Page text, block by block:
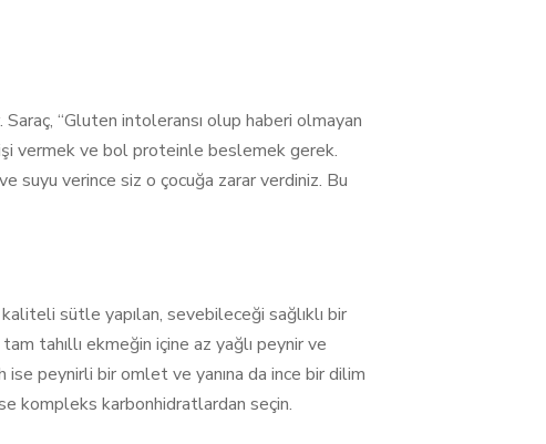
“Gluten intoleransı olup haberi olmayan
işi vermek ve bol proteinle beslemek gerek.
suyu verince siz o çocuğa zarar verdiniz. Bu
sütle yapılan, sevebileceği sağlıklı bir
tahıllı ekmeğin içine az yağlı peynir ve
peynirli bir omlet ve yanına da ince bir dilim
kompleks karbonhidratlardan seçin.